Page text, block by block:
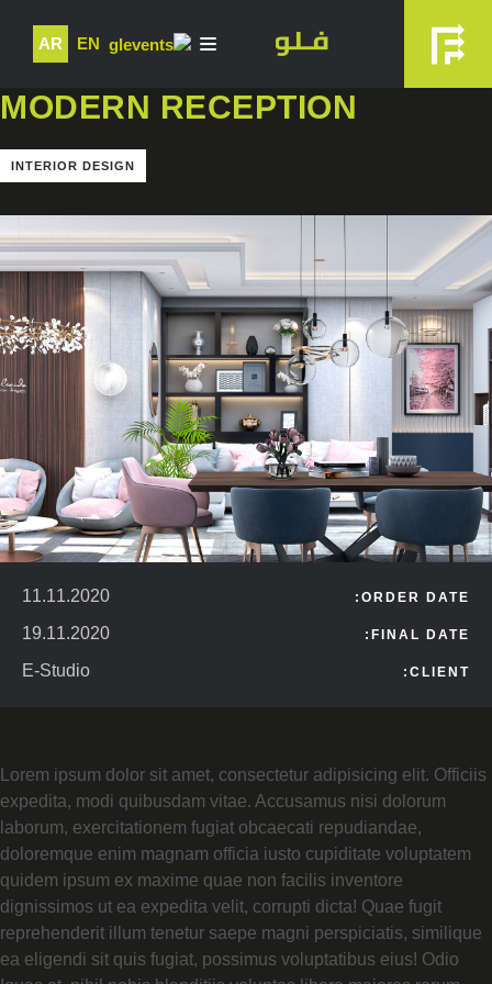
EN
AR
MODERN RECEPTION
INTERIOR DESIGN
ORDER DATE:
11.11.2020
FINAL DATE:
19.11.2020
CLIENT:
E-Studio
Lorem ipsum dolor sit amet, consectetur adipisicing elit. Officiis
expedita, modi quibusdam vitae. Accusamus nisi dolorum
laborum, exercitationem fugiat obcaecati repudiandae,
doloremque enim magnam officia iusto cupiditate voluptatem
quidem ipsum ex maxime quae non facilis inventore
dignissimos ut ea expedita velit, corrupti dicta! Quae fugit
reprehenderit illum tenetur saepe magni perspiciatis, similique
ea eligendi sit quis fugiat, possimus voluptatibus eius! Odio